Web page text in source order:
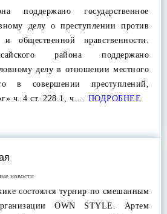
поддержано государственное
делу о преступлении против
и общественной нравственности.
района поддержано
делу в отношении местного
в совершении преступлений,
ч. 4 ст. 228.1, ч…. ПОДРОБНЕЕ
новости
состоялся турнир по смешанным
OWN STYLE. Артем